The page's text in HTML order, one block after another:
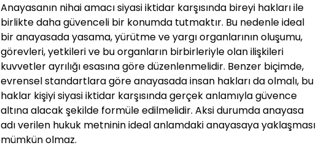
Anayasanın nihai amacı siyasi iktidar karşısında bireyi hakları ile
birlikte daha güvenceli bir konumda tutmaktır. Bu nedenle ideal
bir anayasada yasama, yürütme ve yargı organlarının oluşumu,
görevleri, yetkileri ve bu organların birbirleriyle olan ilişkileri
kuvvetler ayrılığı esasına göre düzenlenmelidir. Benzer biçimde,
evrensel standartlara göre anayasada insan hakları da olmalı, bu
haklar kişiyi siyasi iktidar karşısında gerçek anlamıyla güvence
altına alacak şekilde formüle edilmelidir. Aksi durumda anayasa
adı verilen hukuk metninin ideal anlamdaki anayasaya yaklaşması
mümkün olmaz.